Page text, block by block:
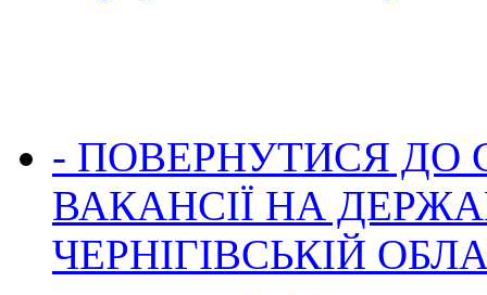
- ПОВЕРНУТИСЯ ДО
ВАКАНСІЇ НА
ЧЕРНІГІВСЬКІЙ